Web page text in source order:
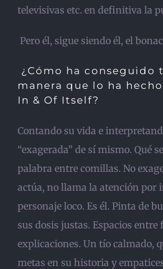
televisivas etc. en definitiva la
Pero él, sigue siendo él, el
¿Cómo ha conseguido
manera que lo ha
In & Of Itself?
Contando su vida e
“exagerada” de sí mismo. Qué
palabra entre comillas. No
actúa, no llama la atención por
personaje loco. Es él. Pinta de
sus dosis justas. Espacios entre
explicaciones. Un tío calmado,
metas en su historia y